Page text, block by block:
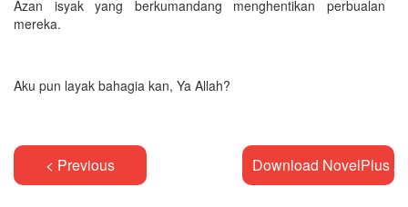
Azan isyak yang berkumandang menghentikan perbualan
mereka.
Aku pun layak bahagia kan, Ya Allah?
< Previous Download NovelPlus